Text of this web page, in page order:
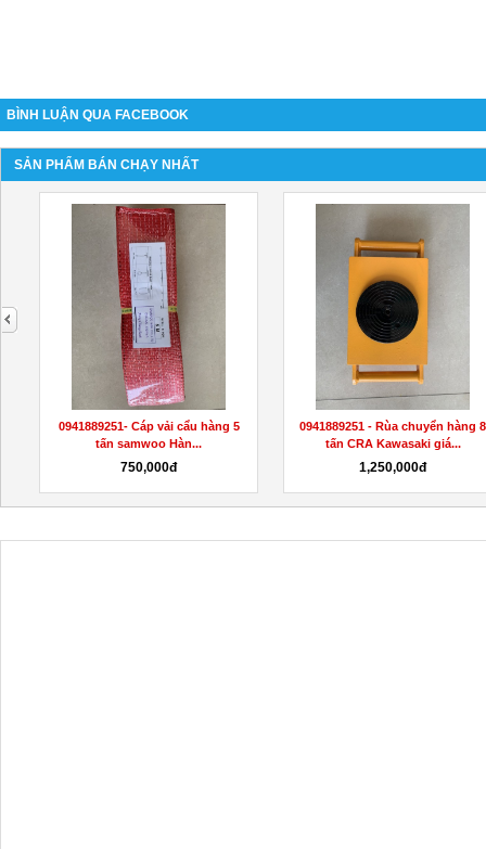
BÌNH LUẬN QUA FACEBOOK
SẢN PHẨM BÁN CHẠY NHẤT
0941889251- Cáp vải cẩu hàng 5
tấn samwoo Hàn...
750,000đ
0941889251 - Rùa chuyển hàng 8
tấn CRA Kawasaki giá...
1,250,000đ